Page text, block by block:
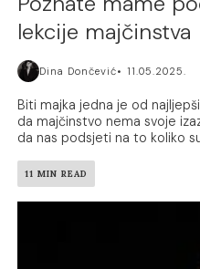
lekcije majčinstva
Dina Dončević 11.05.2025.
Biti majka jedna je od
da majčinstvo nema svoje
da nas podsjeti na to koliko
11 MIN READ